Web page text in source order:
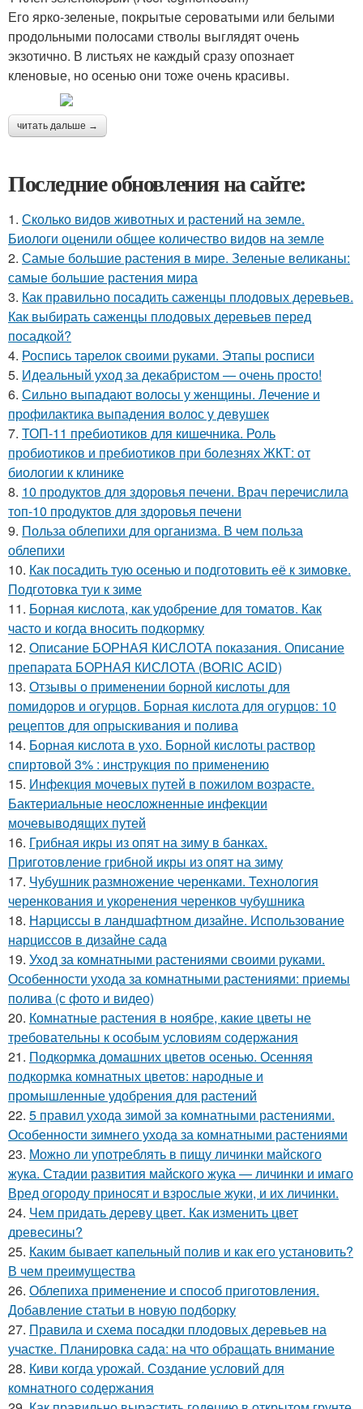
Его ярко-зеленые, покрытые сероватыми или белыми
продольными полосами стволы выглядят очень
экзотично. В листьях не каждый сразу опознает
кленовые, но осенью они тоже очень красивы.
читать дальше →
Последние обновления на сайте:
1. Сколько видов животных и растений на земле.
Биологи оценили общее количество видов на земле
2. Самые большие растения в мире. Зеленые великаны:
самые большие растения мира
3. Как правильно посадить саженцы плодовых деревьев.
Как выбирать саженцы плодовых деревьев перед
посадкой?
4. Роспись тарелок своими руками. Этапы росписи
5. Идеальный уход за декабристом — очень просто!
6. Сильно выпадают волосы у женщины. Лечение и
профилактика выпадения волос у девушек
7. ТОП-11 пребиотиков для кишечника. Роль
пробиотиков и пребиотиков при болезнях ЖКТ: от
биологии к клинике
8. 10 продуктов для здоровья печени. Врач перечислила
топ-10 продуктов для здоровья печени
9. Польза облепихи для организма. В чем польза
облепихи
10. Как посадить тую осенью и подготовить её к зимовке.
Подготовка туи к зиме
11. Борная кислота, как удобрение для томатов. Как
часто и когда вносить подкормку
12. Описание БОРНАЯ КИСЛОТА показания. Описание
препарата БОРНАЯ КИСЛОТА (BORIC ACID)
13. Отзывы о применении борной кислоты для
помидоров и огурцов. Борная кислота для огурцов: 10
рецептов для опрыскивания и полива
14. Борная кислота в ухо. Борной кислоты раствор
спиртовой 3% : инструкция по применению
15. Инфекция мочевых путей в пожилом возрасте.
Бактериальные неосложненные инфекции
мочевыводящих путей
16. Грибная икры из опят на зиму в банках.
Приготовление грибной икры из опят на зиму
17. Чубушник размножение черенками. Технология
черенкования и укоренения черенков чубушника
18. Нарциссы в ландшафтном дизайне. Использование
нарциссов в дизайне сада
19. Уход за комнатными растениями своими руками.
Особенности ухода за комнатными растениями: приемы
полива (с фото и видео)
20. Комнатные растения в ноябре, какие цветы не
требовательны к особым условиям содержания
21. Подкормка домашних цветов осенью. Осенняя
подкормка комнатных цветов: народные и
промышленные удобрения для растений
22. 5 правил ухода зимой за комнатными растениями.
Особенности зимнего ухода за комнатными растениями
23. Можно ли употреблять в пищу личинки майского
жука. Стадии развития майского жука — личинки и имаго
Вред огороду приносят и взрослые жуки, и их личинки.
24. Чем придать дереву цвет. Как изменить цвет
древесины?
25. Каким бывает капельный полив и как его установить?
В чем преимущества
26. Облепиха применение и способ приготовления.
Добавление статьи в новую подборку
27. Правила и схема посадки плодовых деревьев на
участке. Планировка сада: на что обращать внимание
28. Киви когда урожай. Создание условий для
комнатного содержания